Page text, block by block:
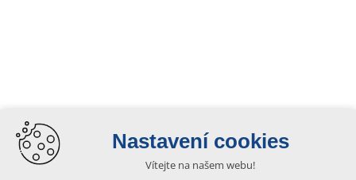
Nastavení cookies
Vítejte na našem webu!